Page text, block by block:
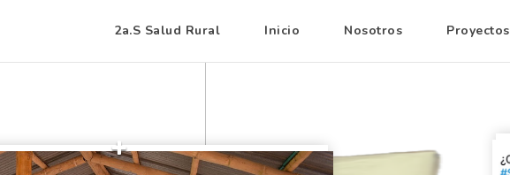
2a.S Salud Rural Inicio Nosotros Proyectos